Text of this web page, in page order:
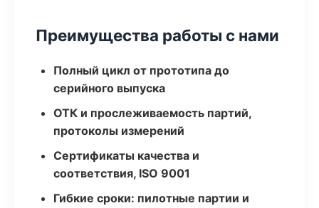
Преимущества работы с нами
Полный цикл от прототипа до
серийного выпуска
ОТК и прослеживаемость партий,
протоколы измерений
Сертификаты качества и
соответствия, ISO 9001
Гибкие сроки: пилотные партии и